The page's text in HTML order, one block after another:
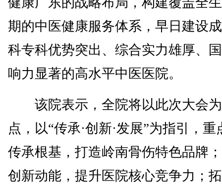
期的中医健康服务体系，早日建设
科专科优势突出、综合实力雄厚、
响力显著的高水平中医医院。
该院表示，全院将以此次大会
点，以“传承·创新·发展”为指引，重
传承根基，打造岭南骨伤特色品牌
创新动能，提升医院核心竞争力；